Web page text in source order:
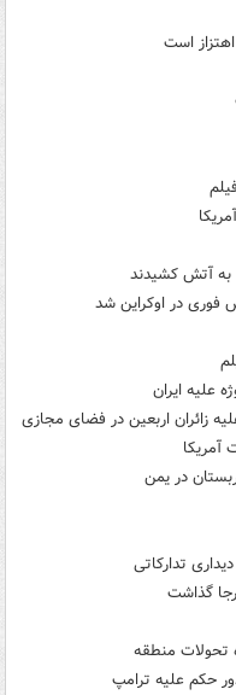
است
به آتش کشیدند
فوری در اوکراین شد
علیه ایران
زائران اربعین در فضای مجازی
آمریکا
در یمن
تدارکاتی
گذاشت
تحولات منطقه
حکم علیه ترامپ